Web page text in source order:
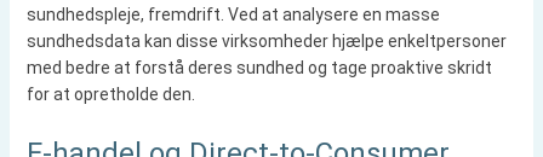
sundhedspleje, fremdrift. Ved at analysere en masse
sundhedsdata kan disse virksomheder hjælpe enkeltpersoner
med bedre at forstå deres sundhed og tage proaktive skridt
for at opretholde den.